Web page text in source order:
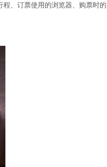
、订票使用的浏览器、购票时的